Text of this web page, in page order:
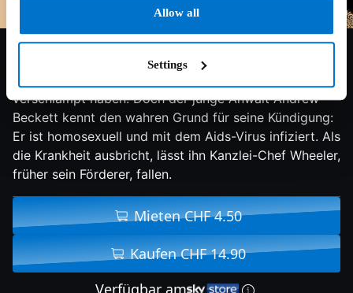
Allow all
Settings
7.7/10 1993 121 min Drama
verschlampt haben. Doch der junge Anwalt Andrew
Beckett kennt den wahren Grund für seine Kündigung:
Er ist homosexuell und mit dem Aids-Virus infiziert. Als
die Krankheit ausbricht, lässt ihn Kanzlei-Chef Wheeler,
früher sein Förderer, fallen.
Mieten CHF 4.50
Kaufen CHF 14.90
Verfügbar am